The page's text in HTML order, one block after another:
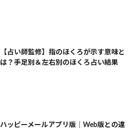
【占い師監修】指のほくろが示す意味と
は？手足別＆左右別のほくろ占い結果
ハッピーメールアプリ版｜Web版との違